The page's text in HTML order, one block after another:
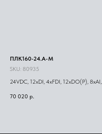
ПЛК160-24.А-М
SKU: 80935
24VDC, 12xDI, 4xFDI, 12xDO(Р), 8xAI,
70 020 р.